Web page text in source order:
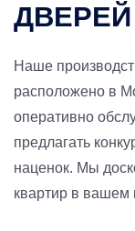
Наше
расположено в
оперативно
предлагать
наценок. Мы
квартир в вашем